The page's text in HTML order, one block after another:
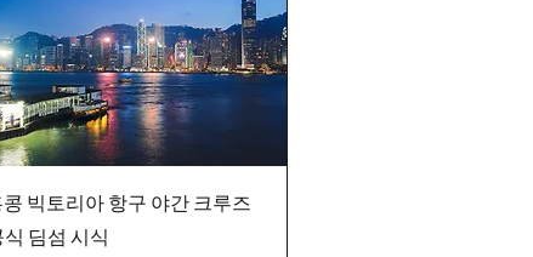
콩 빅토리아 항구 야간 크루즈
딤섬 시식